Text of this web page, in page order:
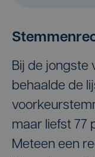
Bij de jongste
behaalde de
maar liefst 77
Meteen een